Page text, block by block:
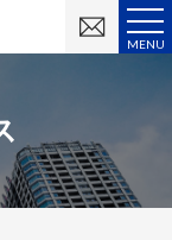
MENU
い